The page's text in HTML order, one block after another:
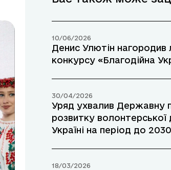
10/06/2026
Денис Улютін нагородив
конкурсу «Благодійна
30/04/2026
Уряд ухвалив Державну
розвитку волонтерської
Україні на період до
18/03/2026